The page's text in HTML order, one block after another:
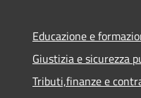
Educazione e
Giustizia e sicurezza
Tributi,finanze e